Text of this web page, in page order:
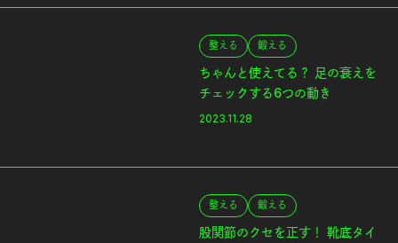
整える 鍛える
ちゃんと使えてる？ 足の衰えを
チェックする6つの動き
2023.11.28
整える 鍛える
股関節のクセを正す！ 靴底タイ